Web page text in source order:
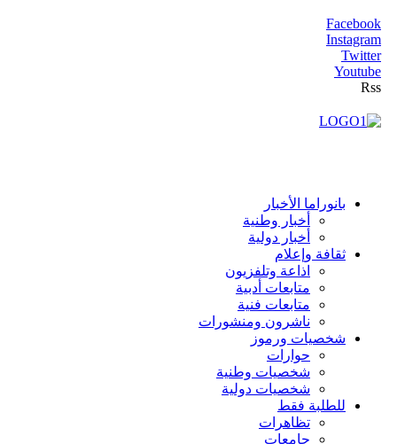
Facebook
Instagram
Twitter
Youtube
Rss
بانوراما الأخبار
أخبار وطنية
أخبار دولية
ثقافة وإعلام
اذاعة وتلفزيون
متابعات أدبية
متابعات فنية
ناشرون ومنشورات
شخصيات ورموز
حوارات
شخصيات وطنية
شخصيات دولية
للطلبة فقط
تظاهرات
جامعات